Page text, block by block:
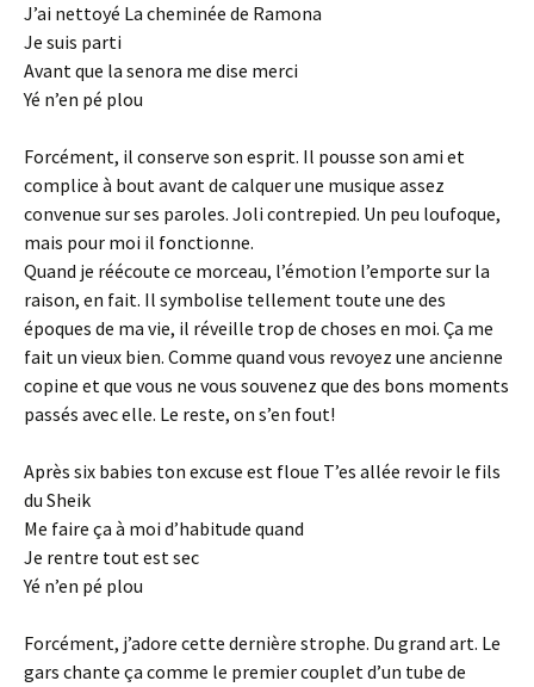
J’ai nettoyé La cheminée de Ramona
Je suis parti
Avant que la senora me dise merci
Yé n’en pé plou
Forcément, il conserve son esprit. Il pousse son ami et
complice à bout avant de calquer une musique assez
convenue sur ses paroles. Joli contrepied. Un peu loufoque,
mais pour moi il fonctionne.
Quand je réécoute ce morceau, l’émotion l’emporte sur la
raison, en fait. Il symbolise tellement toute une des
époques de ma vie, il réveille trop de choses en moi. Ça me
fait un vieux bien. Comme quand vous revoyez une ancienne
copine et que vous ne vous souvenez que des bons moments
passés avec elle. Le reste, on s’en fout!
Après six babies ton excuse est floue T’es allée revoir le fils
du Sheik
Me faire ça à moi d’habitude quand
Je rentre tout est sec
Yé n’en pé plou
Forcément, j’adore cette dernière strophe. Du grand art. Le
gars chante ça comme le premier couplet d’un tube de